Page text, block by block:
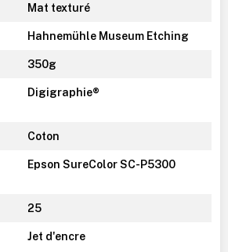
Mat texturé
Hahnemühle Museum Etching
350g
Digigraphie®
Coton
Epson SureColor SC-P5300
25
Jet d'encre